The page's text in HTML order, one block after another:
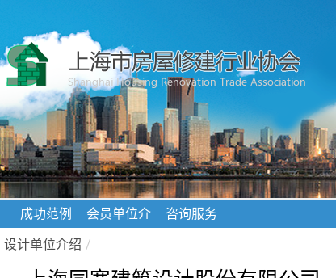
成功范例
会员单位介
咨询服务
设计单位介绍 /